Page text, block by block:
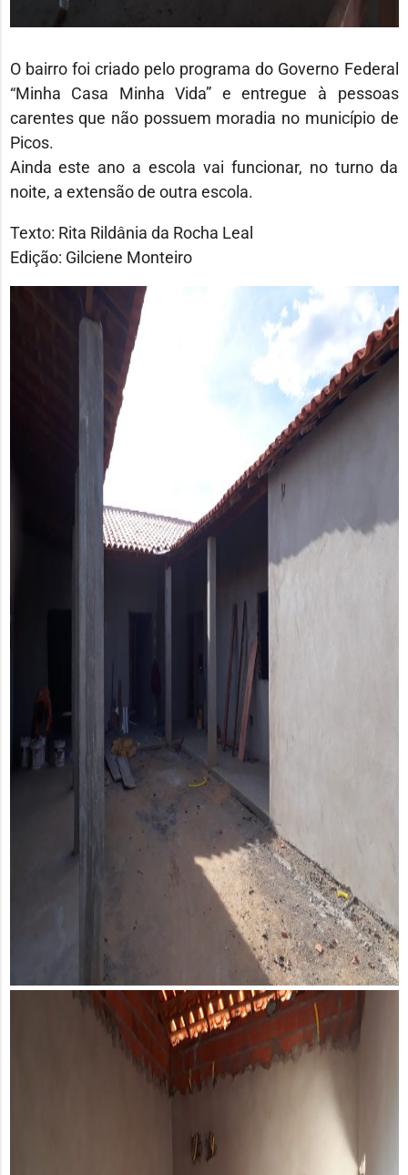
O bairro foi criado pelo programa do Governo Federal
“Minha Casa Minha Vida” e entregue à pessoas
carentes que não possuem moradia no município de
Picos.
Ainda este ano a escola vai funcionar, no turno da
noite, a extensão de outra escola.
Texto: Rita Rildânia da Rocha Leal
Edição: Gilciene Monteiro